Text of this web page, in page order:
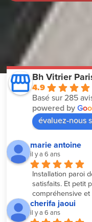
Bh Vitrier
4.9
Basé sur 285
powered byGoo
évaluez-nous
marie antoine
il y a 6 ans
Installation paroi
satisfaits. Et petit
compréhensive et
cherifa jaoui
il y a 6 ans